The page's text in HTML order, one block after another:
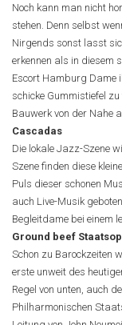
Noch kann man nicht
stehen. Denn selbst
Nirgends sonst lasst
erkennen als in diesem
Escort Hamburg Dame
schicke Gummistiefel
Bauwerk von der Nahe
Cascadas
Die lokale Jazz-Szene
Szene finden diese
Puls dieser schonen
auch Live-Musik
Begleitdame bei einem
Ground beef
Schon zu Barockzeiten
erste unweit des
Regel von unten, auch
Philharmonischen